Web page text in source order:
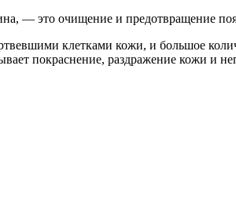
— это очищение и предотвращение
клетками кожи, и большое
покраснение, раздражение кожи и